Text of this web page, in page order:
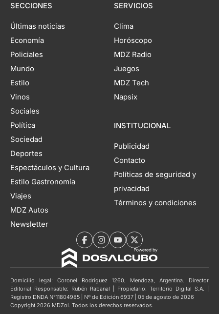
SECCIONES
Últimas noticias
Economía
Policiales
Mundo
Estilo
Vinos
Sociales
Política
Sociedad
Deportes
Espectáculos y Cultura
Estilo Gastronomía
Viajes
MDZ Autos
Newsletter
SERVICIOS
Clima
Horóscopo
MDZ Radio
Juegos
MDZ Tech
Napsix
INSTITUCIONAL
Publicidad
Contacto
Políticas de seguridad y
privacidad
Términos y condiciones
Domicilio legal: Coronel Rodríguez 1260, Mendoza, Argentina. Director
Editorial Responsable: Rubén Rabanal | Propietario: Territorio Digital S.A. |
Registro DNDA N°11804985 | Nº de Edición 6937 | 05 de agosto de 2026
Copyright 2026 MDZol. Todos los derechos reservados.